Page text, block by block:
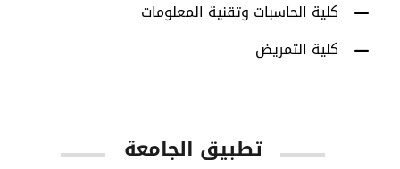
كلية الحاسبات وتقنية المعلومات
كلية التمريض
تطبيق الجامعة